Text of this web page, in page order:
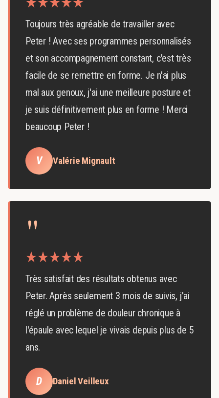
Toujours très agréable de travailler avec
Peter ! Avec ses programmes personnalisés
et son accompagnement constant, c'est très
facile de se remettre en forme. Je n'ai plus
mal aux genoux, j'ai une meilleure posture et
je suis définitivement plus en forme ! Merci
beaucoup Peter !
V Valérie Mignault
"
Très satisfait des résultats obtenus avec
Peter. Après seulement 3 mois de suivis, j'ai
réglé un problème de douleur chronique à
l'épaule avec lequel je vivais depuis plus de 5
ans.
D Daniel Veilleux